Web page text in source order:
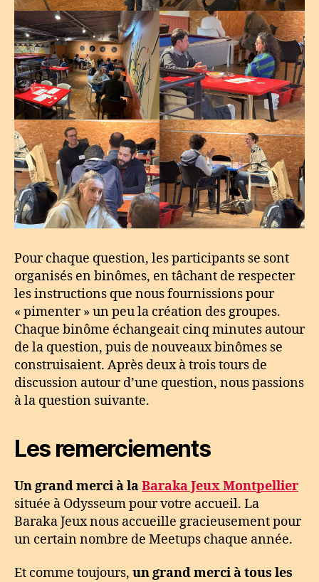
Pour chaque question, les participants se sont
organisés en binômes, en tâchant de respecter
les instructions que nous fournissions pour
« pimenter » un peu la création des groupes.
Chaque binôme échangeait cinq minutes autour
de la question, puis de nouveaux binômes se
construisaient. Après deux à trois tours de
discussion autour d’une question, nous passions
à la question suivante.
Les remerciements
Un grand merci à laBaraka Jeux Montpellier
située à Odysseum pour votre accueil. La
Baraka Jeux nous accueille gracieusement pour
un certain nombre de Meetups chaque année.
Et comme toujours, un grand merci à tous les